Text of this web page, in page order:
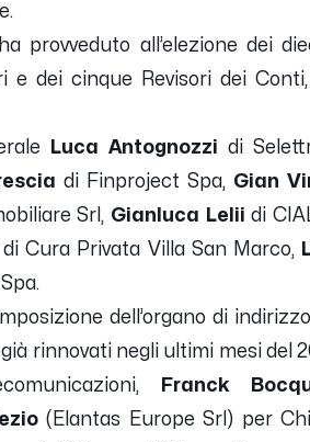
provveduto all’elezione dei
e dei cinque Revisori dei
Luca Antognozzi di
di Finproject Spa, Gian
Srl, Gianluca Lelii di
Cura Privata Villa San Marco,
dell’organo di
rinnovati negli ultimi mesi del
Franck
(Elantas Europe Srl) per